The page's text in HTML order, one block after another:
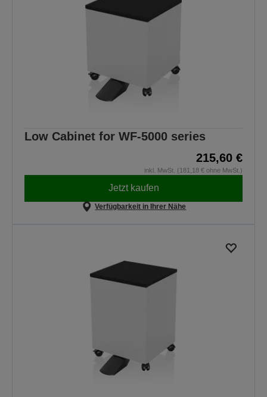
Low Cabinet for WF-5000 series
215,60 €
inkl. MwSt. (181,18 € ohne MwSt.)
Jetzt kaufen
Verfügbarkeit in Ihrer Nähe